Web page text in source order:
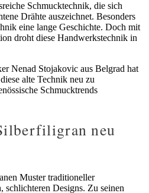
Schmucktechnik, die sich
Drähte auszeichnet. Besonders
eine lange Geschichte. Doch mit
droht diese Handwerkstechnik in
Nenad Stojakovic aus Belgrad hat
alte Technik neu zu
Schmucktrends
neu
Muster traditioneller
schlichteren Designs. Zu seinen